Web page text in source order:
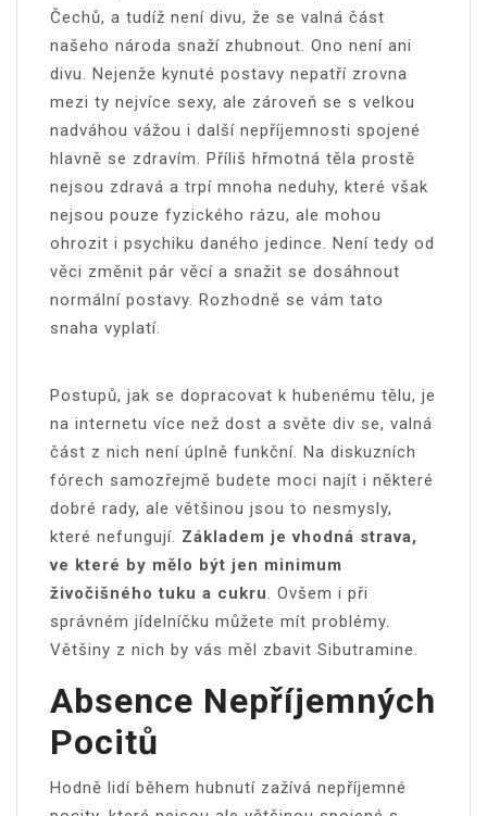
Čechů, a tudíž není divu, že se valná část
našeho národa snaží zhubnout. Ono není ani
divu. Nejenže kynuté postavy nepatří zrovna
mezi ty nejvíce sexy, ale zároveň se s velkou
nadváhou vážou i další nepříjemnosti spojené
hlavně se zdravím. Příliš hřmotná těla prostě
nejsou zdravá a trpí mnoha neduhy, které však
nejsou pouze fyzického rázu, ale mohou
ohrozit i psychiku daného jedince. Není tedy od
věci změnit pár věcí a snažit se dosáhnout
normální postavy. Rozhodně se vám tato
snaha vyplatí.
Postupů, jak se dopracovat k hubenému tělu, je
na internetu více než dost a světe div se, valná
část z nich není úplně funkční. Na diskuzních
fórech samozřejmě budete moci najít i některé
dobré rady, ale většinou jsou to nesmysly,
které nefungují. Základem je vhodná strava,
ve které by mělo být jen minimum
živočišného tuku a cukru
. Ovšem i při
správném jídelníčku můžete mít problémy.
Většiny z nich by vás měl zbavit Sibutramine
Absence Nepříjemných
Pocitů
Hodně lidí během hubnutí zažívá nepříjemné